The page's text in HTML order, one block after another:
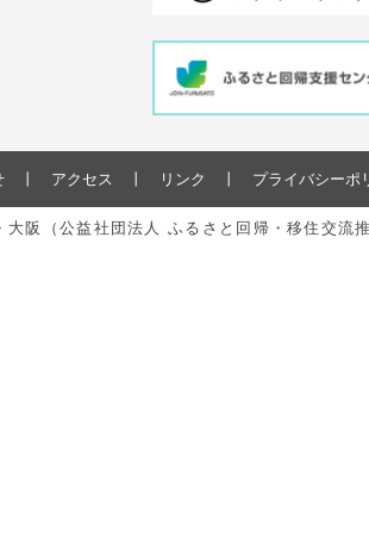
アクセス リンク プライバシーポ
阪（公益社団法人 ふるさと回帰・移住交